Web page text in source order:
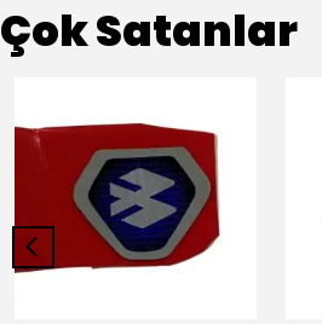
Çok Satanlar